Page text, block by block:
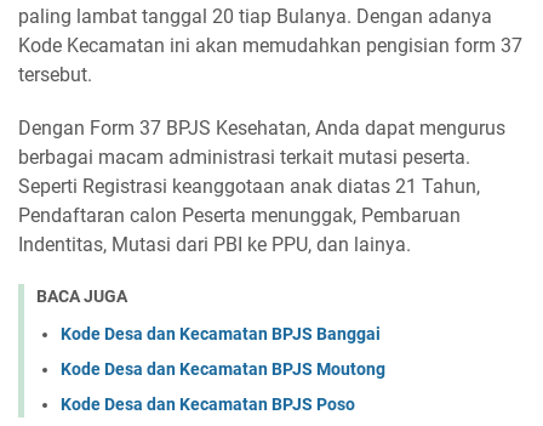
paling lambat tanggal 20 tiap Bulanya. Dengan adanya
Kode Kecamatan ini akan memudahkan pengisian form 37
tersebut.
Dengan Form 37 BPJS Kesehatan, Anda dapat mengurus
berbagai macam administrasi terkait mutasi peserta.
Seperti Registrasi keanggotaan anak diatas 21 Tahun,
Pendaftaran calon Peserta menunggak, Pembaruan
Indentitas, Mutasi dari PBI ke PPU, dan lainya.
BACA JUGA
Kode Desa dan Kecamatan BPJS Banggai
Kode Desa dan Kecamatan BPJS Moutong
Kode Desa dan Kecamatan BPJS Poso